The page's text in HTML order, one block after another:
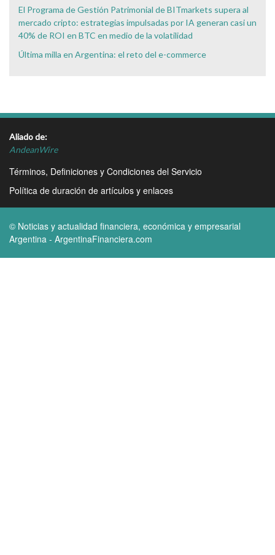
El Programa de Gestión Patrimonial de BITmarkets supera al
mercado cripto: estrategias impulsadas por IA generan casi un
40% de ROI en BTC en medio de la volatilidad
Última milla en Argentina: el reto del e-commerce
Aliado de:
AndeanWire
Términos, Definiciones y Condiciones del Servicio
Política de duración de artículos y enlaces
© Noticias y actualidad financiera, económica y empresarial
Argentina - ArgentinaFinanciera.com